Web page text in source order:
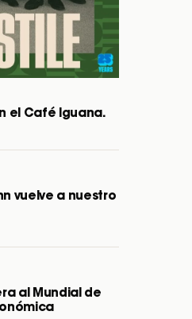
el Café Iguana.
vuelve a nuestro
al Mundial de